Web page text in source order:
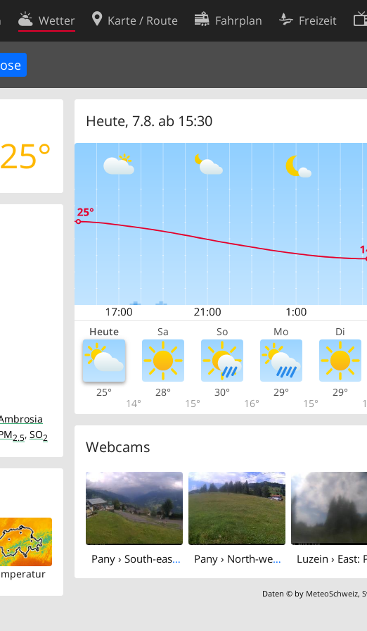
Wetter Karte / Route Fahrplan Freizeit
25°
2.5, SO2
Heute, 7.8. ab 15:30
Heute Sa So Mo Di
25°
14°
28°
15°
30°
16°
29°
15°
29°
Webcams
Pany › South-east: Grisons, Switzerland Pany › North-west: Skilift Pany AG
Daten © by MeteoSchweiz,
Cookie-Einstellungen